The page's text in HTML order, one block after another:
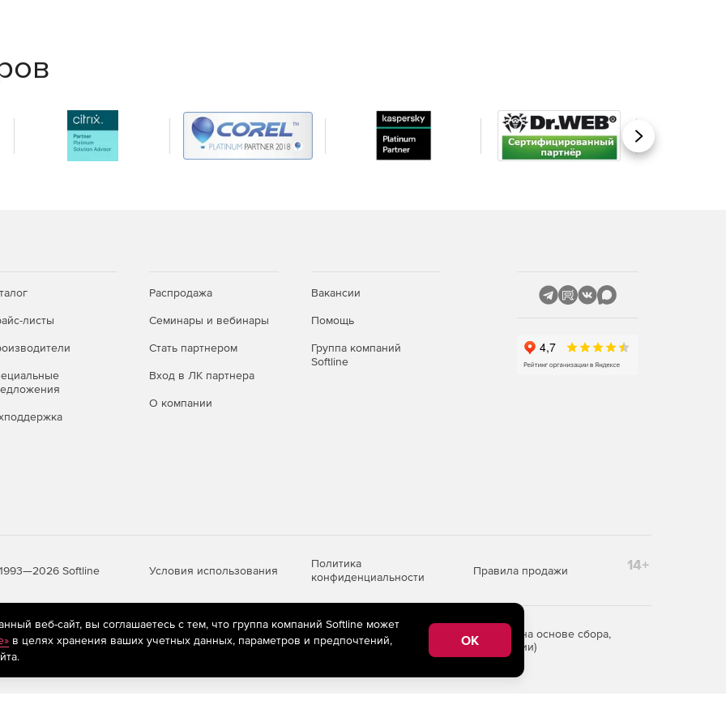
и гололедных, с поддержкой удобного
Вперед
листы
Распродажа
Семинары и вебинары
Стать партнером
Вход в ЛК партнера
О компании
Вакансии
Помощь
Группа компаний
Softline
Softline Условия использования
Политика
конфиденциальности
Правила продажи 14+
рекомендательные технологии
(информационные технологии предоставления информации на основе сбора,
пользователей сети «Интернет», находящихся на территории Российской Федерации)
веб-сайт, вы соглашаетесь с тем, что группа компаний Softline может
в целях хранения ваших учетных данных, параметров и предпочтений,
OK